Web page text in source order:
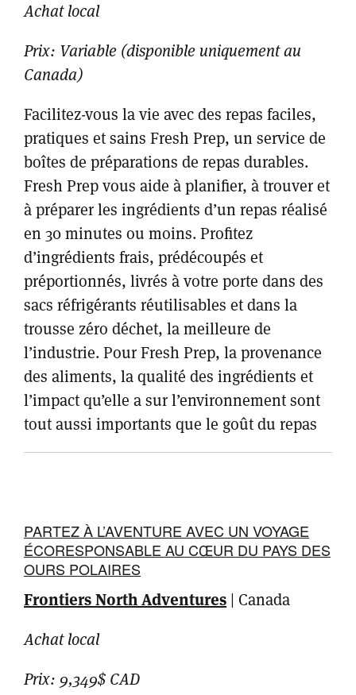
Achat local
Prix: Variable (disponible uniquement au
Canada)
Facilitez-vous la vie avec des repas faciles,
pratiques et sains Fresh Prep, un service de
boîtes de préparations de repas durables.
Fresh Prep vous aide à planifier, à trouver et
à préparer les ingrédients d’un repas réalisé
en 30 minutes ou moins. Profitez
d’ingrédients frais, prédécoupés et
préportionnés, livrés à votre porte dans des
sacs réfrigérants réutilisables et dans la
trousse zéro déchet, la meilleure de
l’industrie. Pour Fresh Prep, la provenance
des aliments, la qualité des ingrédients et
l’impact qu’elle a sur l’environnement sont
tout aussi importants que le goût du repas
PARTEZ À L’AVENTURE AVEC UN VOYAGE
ÉCORESPONSABLE AU CŒUR DU PAYS DES
OURS POLAIRES
Frontiers North Adventures | Canada
Achat local
Prix: 9,349$ CAD